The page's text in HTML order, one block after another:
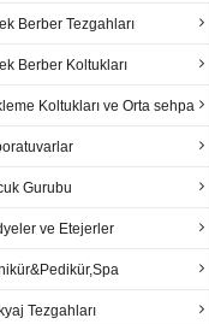
Berber Tezgahları
Berber Koltukları
Koltukları ve Orta sehpa
Gurubu
ve Etejerler
Tezgahları